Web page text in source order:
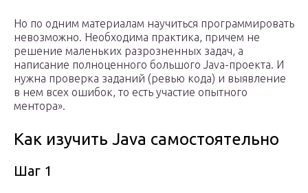
Но по одним материалам научиться программировать
невозможно. Необходима практика, причем не
решение маленьких разрозненных задач, а
написание полноценного большого Java-проекта. И
нужна проверка заданий (ревью кода) и выявление
в нем всех ошибок, то есть участие опытного
ментора».
Как изучить Java самостоятельно
Шаг 1